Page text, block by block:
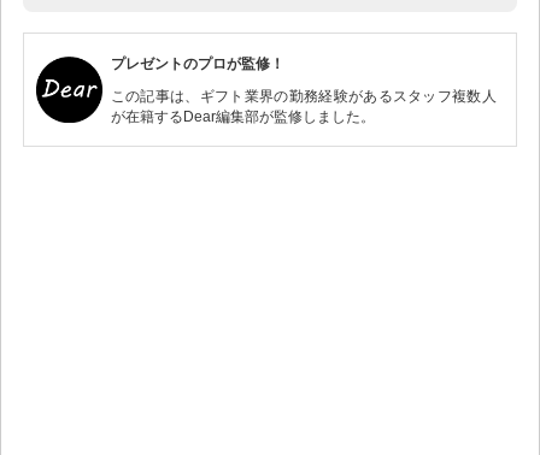
プレゼントのプロが監修！
この記事は、ギフト業界の勤務経験があるスタッフ複数人
が在籍するDear編集部が監修しました。